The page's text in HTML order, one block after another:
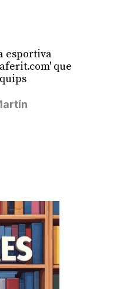
esportiva
que